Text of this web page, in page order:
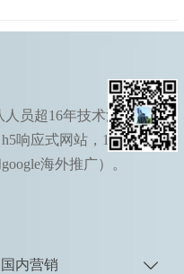
员超16年技术沉淀，专
响应式网站，190语种
海外推广）。
国内营销 